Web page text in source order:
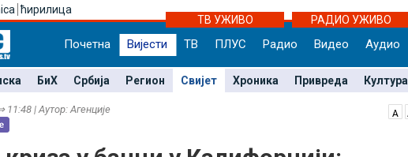
ћирилица
ТВ УЖИВО
РАДИО УЖИВО
Почетна Вијести ТВ ПЛУС Радио Видео Аудио
БиХ Србија Регион Свијет Хроника Привреда Култура
| Аутор: Агенције